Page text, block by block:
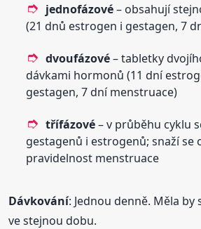
jednofázové– obsahují
(21 dnů estrogen i gestagen, 7
dvoufázové– tabletky
dávkami hormonů (11 dní
gestagen, 7 dní menstruace)
třífázové– v průběhu cyklu
gestagenů i estrogenů; snaží se
pravidelnost menstruace
Dávkování: Jednou denně. Měla by
ve stejnou dobu.